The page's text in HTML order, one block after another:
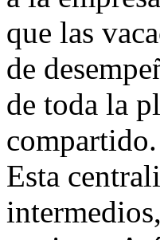
que las
de
de toda la
compartido.
Esta